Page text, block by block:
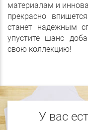
материалам и
прекрасно
станет надежным
упустите шанс
свою коллекцию!
У вас